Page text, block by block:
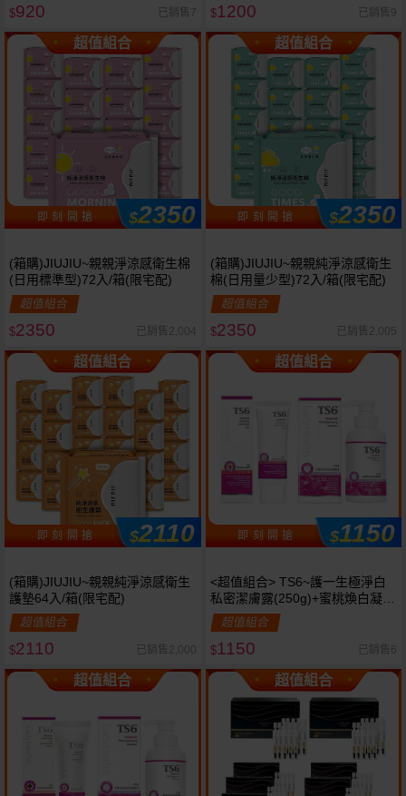
$920 已銷售7 $1200 已銷售9
超值組合
即 刻 開 搶 $2350
(箱購)JIUJIU~親親淨涼感衛生棉
(日用標準型)72入/箱(限宅配)
超值組合
$2350 已銷售2,004
超值組合
即 刻 開 搶 $2350
(箱購)JIUJIU~親親純淨涼感衛生
棉(日用量少型)72入/箱(限宅配)
超值組合
$2350 已銷售2,005
超值組合
即 刻 開 搶 $2110
(箱購)JIUJIU~親親純淨涼感衛生
護墊64入/箱(限宅配)
超值組合
$2110 已銷售2,000
超值組合
即 刻 開 搶 $1150
<超值組合> TS6~護一生極淨白
私密潔膚露(250g)+蜜桃煥白凝膠
(45g) 組合款
超值組合
$1150 已銷售6
超值組合 超值組合